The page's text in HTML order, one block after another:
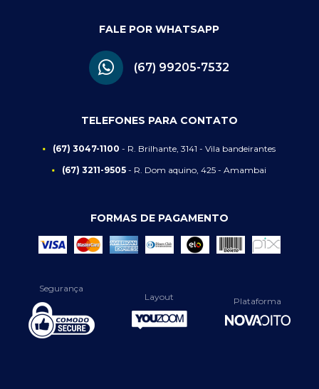
FALE POR WHATSAPP
(67) 99205-7532
TELEFONES PARA CONTATO
(67) 3047-1100 - R. Brilhante, 3141 - Vila bandeirantes
(67) 3211-9505 - R. Dom aquino, 425 - Amambai
FORMAS DE PAGAMENTO
Segurança
Layout
Plataforma